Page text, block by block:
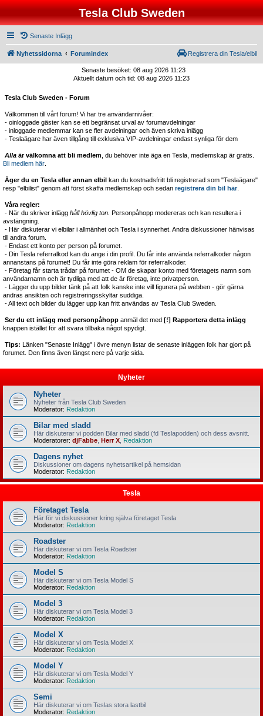
Tesla Club Sweden
Senaste Inlägg
Nyhetssidorna Forumindex Registrera din Tesla/elbil
Senaste besöket: 08 aug 2026 11:23
Aktuellt datum och tid: 08 aug 2026 11:23
Tesla Club Sweden - Forum
Välkommen till vårt forum! Vi har tre användarnivåer:
- oinloggade gäster kan se ett begränsat urval av forumavdelningar
- inloggade medlemmar kan se fler avdelningar och även skriva inlägg
- Teslaägare har även tillgång till exklusiva VIP-avdelningar endast synliga för dem
Alla är välkomna att bli medlem , du behöver inte äga en Tesla, medlemskap är gratis.
Bli medlem här
Äger du en Tesla eller annan elbil kan du kostnadsfritt bli registrerad som "Teslaägare"
resp "elbilist" genom att först skaffa medlemskap och sedan registrera din bil här.
Våra regler:
- När du skriver inlägg håll hövlig ton. Personpåhopp modereras och kan resultera i
avstängning.
- Här diskuterar vi elbilar i allmänhet och Tesla i synnerhet. Andra diskussioner hänvisas
till andra forum.
- Endast ett konto per person på forumet.
- Din Tesla referralkod kan du ange i din profil. Du får inte använda referralkoder någon
annanstans på forumet! Du får inte göra reklam för referralkoder.
- Företag får starta trådar på forumet - OM de skapar konto med företagets namn som
användarnamn och är tydliga med att de är företag, inte privatperson.
- Lägger du upp bilder tänk på att folk kanske inte vill figurera på webben - gör gärna
andras ansikten och registreringsskyltar suddiga.
- All text och bilder du lägger upp kan fritt användas av Tesla Club Sweden.
Ser du ett inlägg med personpåhopp anmäl det med [!] Rapportera detta inlägg
knappen istället för att svara tillbaka något spydigt.
Tips: Länken "Senaste Inlägg" i övre menyn listar de senaste inläggen folk har gjort på
forumet. Den finns även längst nere på varje sida.
Nyheter
Nyheter
Nyheter från Tesla Club Sweden
Moderator: Redaktion
Bilar med sladd
Här diskuterar vi podden Bilar med sladd (fd Teslapodden) och dess avsnitt.
Moderatorer: djFabbe Herr X Redaktion
Dagens nyhet
Diskussioner om dagens nyhetsartikel på hemsidan
Moderator: Redaktion
Tesla
Företaget Tesla
Här för vi diskussioner kring själva företaget Tesla
Moderator: Redaktion
Roadster
Här diskuterar vi om Tesla Roadster
Moderator: Redaktion
Model S
Här diskuterar vi om Tesla Model S
Moderator: Redaktion
Model 3
Här diskuterar vi om Tesla Model 3
Moderator: Redaktion
Model X
Här diskuterar vi om Tesla Model X
Moderator: Redaktion
Model Y
Här diskuterar vi om Tesla Model Y
Moderator: Redaktion
Semi
Här diskuterar vi om Teslas stora lastbil
Moderator: Redaktion